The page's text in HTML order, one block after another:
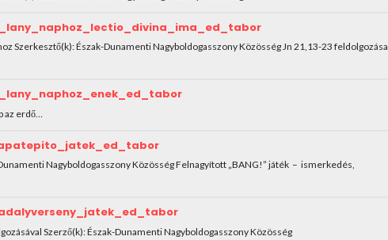
Szerkesztő(k): Észak-Dunamenti Nagyboldogasszony Közösség Jn 21,13-23 feldolgozása
erdő…
Nagyboldogasszony Közösség Felnagyított „BANG!” játék – ismerkedés,
Szerző(k): Észak-Dunamenti Nagyboldogasszony Közösség